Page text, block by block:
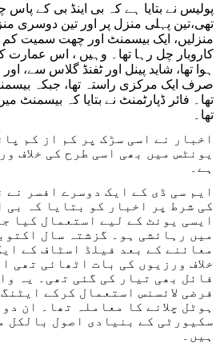
پولیس نے بتایا ہے کہ بی اینڈ بی کے
تھی،تین پہلی منزل پر اور تین دوسری
کاروبار چل رہا تھا۔ وہیں ، اس عمارت
ہوا تھا، شاید پینل اور ٹفنڈ گلاس سے،
صرف ایک مرکزی راستہ تھا، جبکہ
تھا۔ فائر ڈپارٹمنٹ نے بتایا کہ بیسمنٹ
تھا۔
اخبار نے اسی سڑک پر کم از کم
یونٹس میں بھی اسی طرح کی خلاف
ہے۔
ایم سی ڈی کے ایک دوسرے افسر نے
کی شرط پر اخبار کو بتایا کہ بی
ایسی یونٹ کے لیے استعمال کیا
میں رہائشی ہو۔ گزشتہ سال
معائنے کے بعد فیلڈ اسٹاف کے
خلاف ورزیوں کی بات اٹھائی تھی
فائل بھی تیار کی گئی تھی۔ یہ
فرضی لائسنس استعمال کرکے
ہوٹل چلانے کا معاملہ تھا۔ ان
سکیورٹی کے بنیادی اصول بالکل
ہیں۔